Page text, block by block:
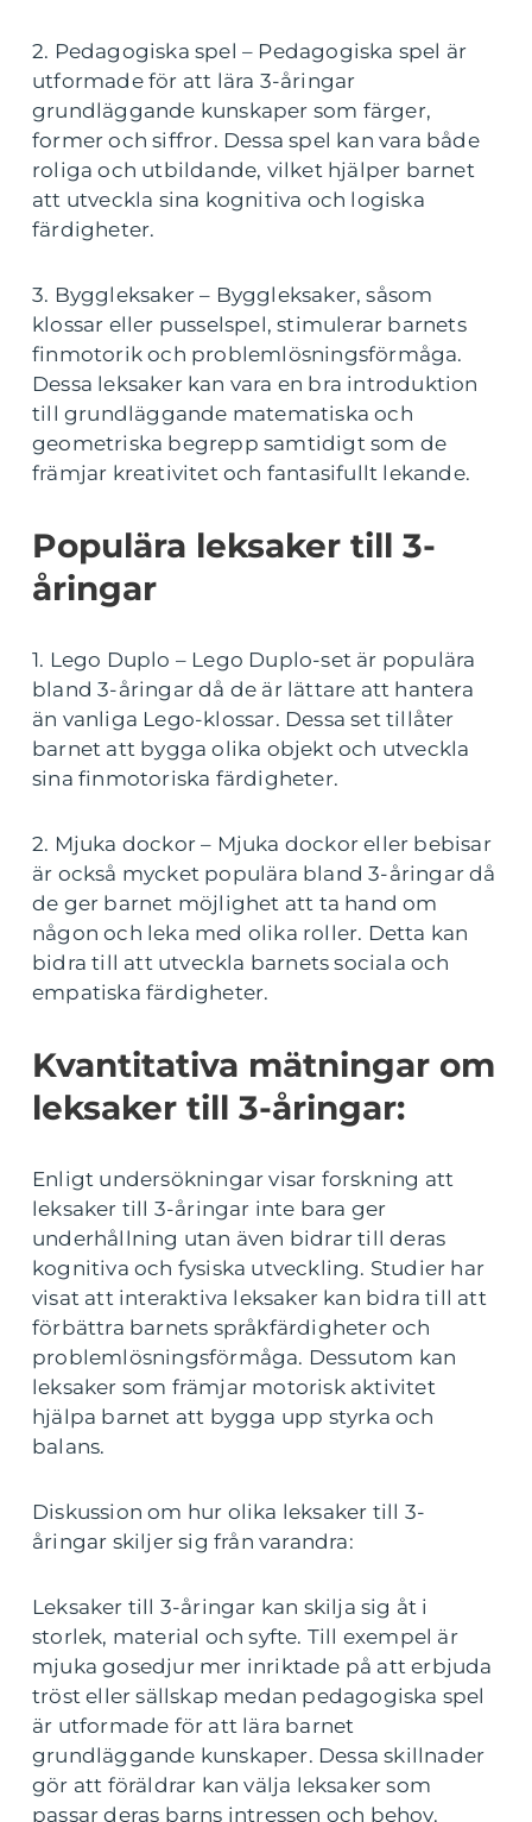
2. Pedagogiska spel – Pedagogiska spel är
utformade för att lära 3-åringar
grundläggande kunskaper som färger,
former och siffror. Dessa spel kan vara både
roliga och utbildande, vilket hjälper barnet
att utveckla sina kognitiva och logiska
färdigheter.
3. Byggleksaker – Byggleksaker, såsom
klossar eller pusselspel, stimulerar barnets
finmotorik och problemlösningsförmåga.
Dessa leksaker kan vara en bra introduktion
till grundläggande matematiska och
geometriska begrepp samtidigt som de
främjar kreativitet och fantasifullt lekande.
Populära leksaker till 3-
åringar
1. Lego Duplo – Lego Duplo-set är populära
bland 3-åringar då de är lättare att hantera
än vanliga Lego-klossar. Dessa set tillåter
barnet att bygga olika objekt och utveckla
sina finmotoriska färdigheter.
2. Mjuka dockor – Mjuka dockor eller bebisar
är också mycket populära bland 3-åringar då
de ger barnet möjlighet att ta hand om
någon och leka med olika roller. Detta kan
bidra till att utveckla barnets sociala och
empatiska färdigheter.
Kvantitativa mätningar om
leksaker till 3-åringar:
Enligt undersökningar visar forskning att
leksaker till 3-åringar inte bara ger
underhållning utan även bidrar till deras
kognitiva och fysiska utveckling. Studier har
visat att interaktiva leksaker kan bidra till att
förbättra barnets språkfärdigheter och
problemlösningsförmåga. Dessutom kan
leksaker som främjar motorisk aktivitet
hjälpa barnet att bygga upp styrka och
balans.
Diskussion om hur olika leksaker till 3-
åringar skiljer sig från varandra:
Leksaker till 3-åringar kan skilja sig åt i
storlek, material och syfte. Till exempel är
mjuka gosedjur mer inriktade på att erbjuda
tröst eller sällskap medan pedagogiska spel
är utformade för att lära barnet
grundläggande kunskaper. Dessa skillnader
gör att föräldrar kan välja leksaker som
passar deras barns intressen och behov.